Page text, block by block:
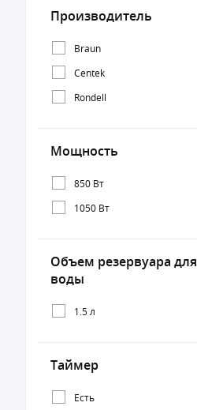
Производитель
Braun
Centek
Rondell
Мощность
850 Вт
1050 Вт
Объем резервуара для
воды
1.5 л
Таймер
Есть